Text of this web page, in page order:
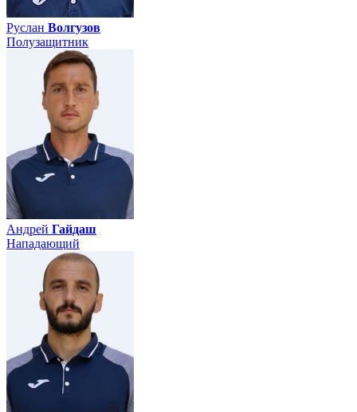
Руслан Волгузов
Полузащитник
Андрей Гайдаш
Нападающий